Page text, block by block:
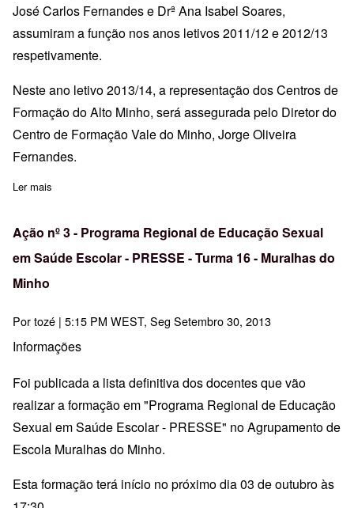
José Carlos Fernandes e Drª Ana Isabel Soares,
assumiram a função nos anos letivos 2011/12 e 2012/13
respetivamente.
Neste ano letivo 2013/14, a representação dos Centros de
Formação do Alto Minho, será assegurada pelo Diretor do
Centro de Formação Vale do Minho, Jorge Oliveira
Fernandes.
Ler mais
Ação nº 3 - Programa Regional de Educação Sexual
em Saúde Escolar - PRESSE - Turma 16 - Muralhas do
Minho
Portozé | 5:15 PM WEST, Seg Setembro 30, 2013
Informações
Foi publicada a lista definitiva dos docentes que vão
realizar a formação em "Programa Regional de Educação
Sexual em Saúde Escolar - PRESSE" no Agrupamento de
Escola Muralhas do Minho.
Esta formação terá início no próximo dia 03 de outubro às